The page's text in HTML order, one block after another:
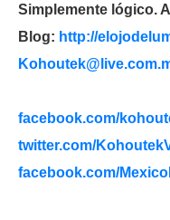
Simplemente lógico.
Blog: http://
facebook.com/
twitter.com/
facebook.com/